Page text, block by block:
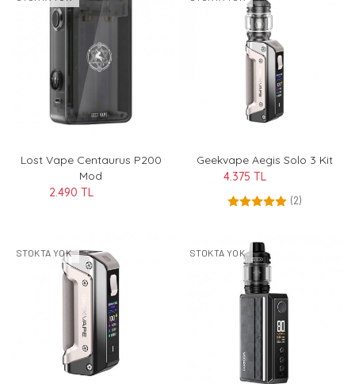
Lost Vape Centaurus P200
Mod
2.490 TL
Geekvape Aegis Solo 3 Kit
4.375 TL
(2)
STOKTA YOK STOKTA YOK